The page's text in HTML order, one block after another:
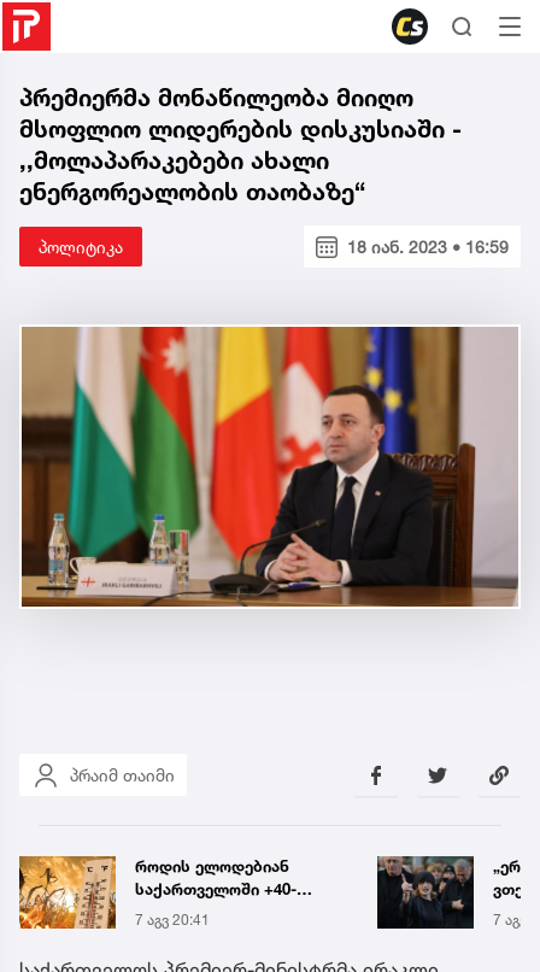
პრემიერმა მონაწილეობა მიიღო
მსოფლიო ლიდერების დისკუსიაში -
,,მოლაპარაკებები ახალი
ენერგორეალობის თაობაზე“
პოლიტიკა 18 იან. 2023 • 16:59
პრაიმ თაიმი
„ერთი წინადადება რომ
ვთქვა, ის გახდის
ნათელს, თუ რატომ იყო
ნია იმნაძე
წამქეზებელი...“ - გიგა
7 აგვ 20:19
რა
7 აგვ